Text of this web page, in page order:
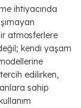
ihtiyacında
atmosferlere
kendi yaşam
edilirken,
sahip